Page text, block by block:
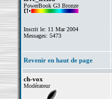
PowerBook G3 Bronze
Inscrit le: 11 Mar 2004
Messages: 5473
Revenir en haut de page
ch-vox
Modérateur